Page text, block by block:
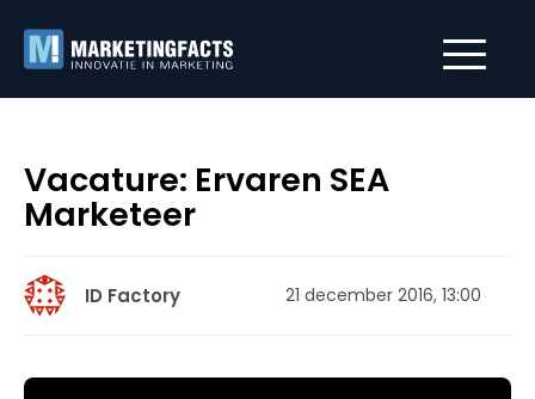
Vacature: Ervaren SEA
Marketeer
ID Factory 21 december 2016, 13:00